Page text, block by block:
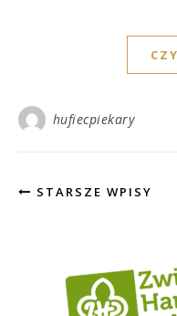
hufiecpiekary
STARSZE WPISY